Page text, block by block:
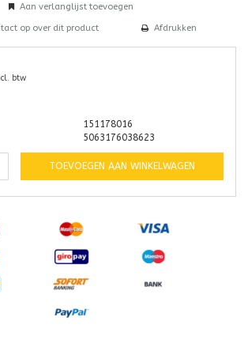
Aan verlanglijst toevoegen
op over dit product Afdrukken
btw
151178016
5063176038623
TOEVOEGEN AAN WINKELWAGEN